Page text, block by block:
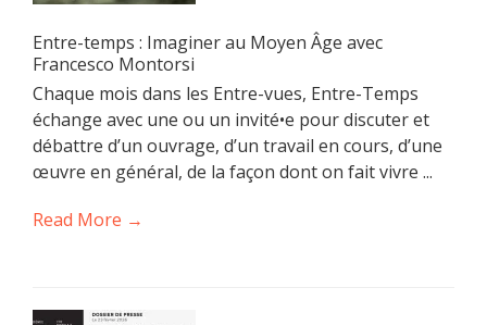
Entre-temps : Imaginer au Moyen Âge avec
Francesco Montorsi
Chaque mois dans les Entre-vues, Entre-Temps
échange avec une ou un invité•e pour discuter et
débattre d’un ouvrage, d’un travail en cours, d’une
œuvre en général, de la façon dont on fait vivre ...
Read More →